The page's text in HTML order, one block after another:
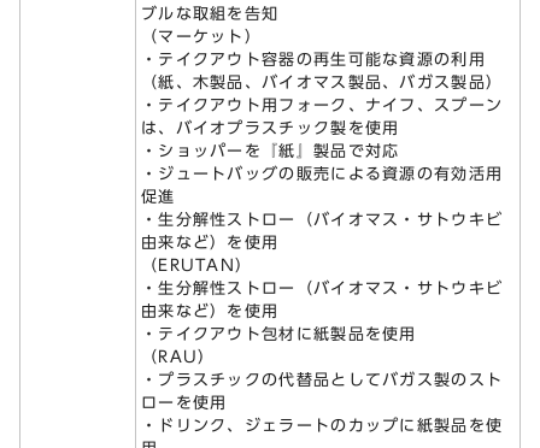
ブルな取組を告知
（マーケット）
・テイクアウト容器の再生可能な資源の利用
（紙、木製品、バイオマス製品、バガス製品）
・テイクアウト用フォーク、ナイフ、スプーン
は、バイオプラスチック製を使用
・ショッパーを『紙』製品で対応
・ジュートバッグの販売による資源の有効活用
促進
・生分解性ストロー（バイオマス・サトウキビ
由来など）を使用
（ERUTAN）
・生分解性ストロー（バイオマス・サトウキビ
由来など）を使用
・テイクアウト包材に紙製品を使用
（RAU）
・プラスチックの代替品としてバガス製のスト
ローを使用
・ドリンク、ジェラートのカップに紙製品を使